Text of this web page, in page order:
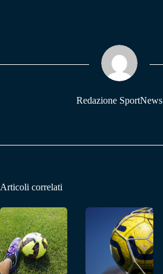
pp m
Redazione SportNews
Articoli correlati